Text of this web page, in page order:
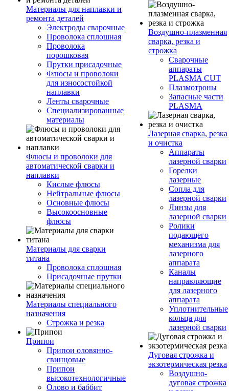
Материалы для наплавки и
ремонта деталей
Электроды сварочные
Проволока сплошная
Проволока
порошковая
Прутки присадочные
Флюсы и проволоки
для износостойкой
наплавки
Ленты сварочные
Специализированные
материалы
Флюсы и проволоки для
автоматической сварки и
наплавки
Кислые флюсы
Нейтральные флюсы
Основные флюсы
Высокоосновные
флюсы
Материалы для сварки
титана
Проволока сплошная
Присадочные прутки
Материалы специального
назначения
Строжка и резка
Припои
Припои оловянно-
свинцовые
Припои
высокотехнологичные
Олово и баббит
Воздушно-плазменная
сварка, резка и
строжка
Сварочные
аппараты
PLASMA CUT
Плазмотроны
Запасные части
PLASMA
Лазерная сварка, резка
и очистка
Аппараты
лазерной сварки
Горелки
лазерные
Сопла для
лазерной сварки
Линзы для
лазерной сварки
Ролики
подающего
механизма для
лазерного
аппарата
Каналы
направляющие
для лазерного
аппарата
Уплотнительные
кольца для
лазерной сварки
Дуговая строжка и
экзотермическая резка
Воздушно-
дуговая строжка